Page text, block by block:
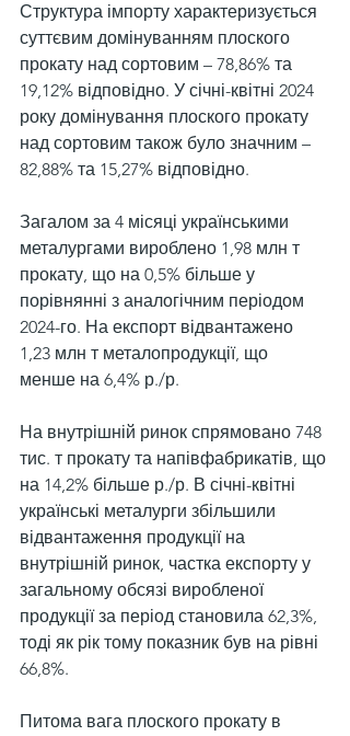
Структура імпорту характеризується
суттєвим домінуванням плоского
прокату над сортовим – 78,86% та
19,12% відповідно. У січні-квітні 2024
року домінування плоского прокату
над сортовим також було значним –
82,88% та 15,27% відповідно.
Загалом за 4 місяці українськими
металургами вироблено 1,98 млн т
прокату, що на 0,5% більше у
порівнянні з аналогічним періодом
2024-го. На експорт відвантажено
1,23 млн т металопродукції, що
менше на 6,4% р./р.
На внутрішній ринок спрямовано 748
тис. т прокату та напівфабрикатів, що
на 14,2% більше р./р. В січні-квітні
українські металурги збільшили
відвантаження продукції на
внутрішній ринок, частка експорту у
загальному обсязі виробленої
продукції за період становила 62,3%,
тоді як рік тому показник був на рівні
66,8%.
Питома вага плоского прокату в